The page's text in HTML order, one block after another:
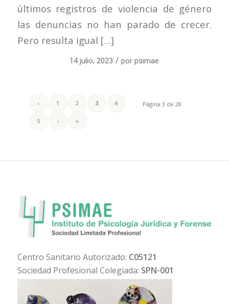
últimos registros de violencia de género
las denuncias no han parado de crecer.
Pero resulta igual […]
14 julio, 2023 / porpsimae
Página 3 de 28
‹ 1 2 3 4
5 › »
Centro Sanitario Autorizado: C05121
Sociedad Profesional Colegiada: SPN-001